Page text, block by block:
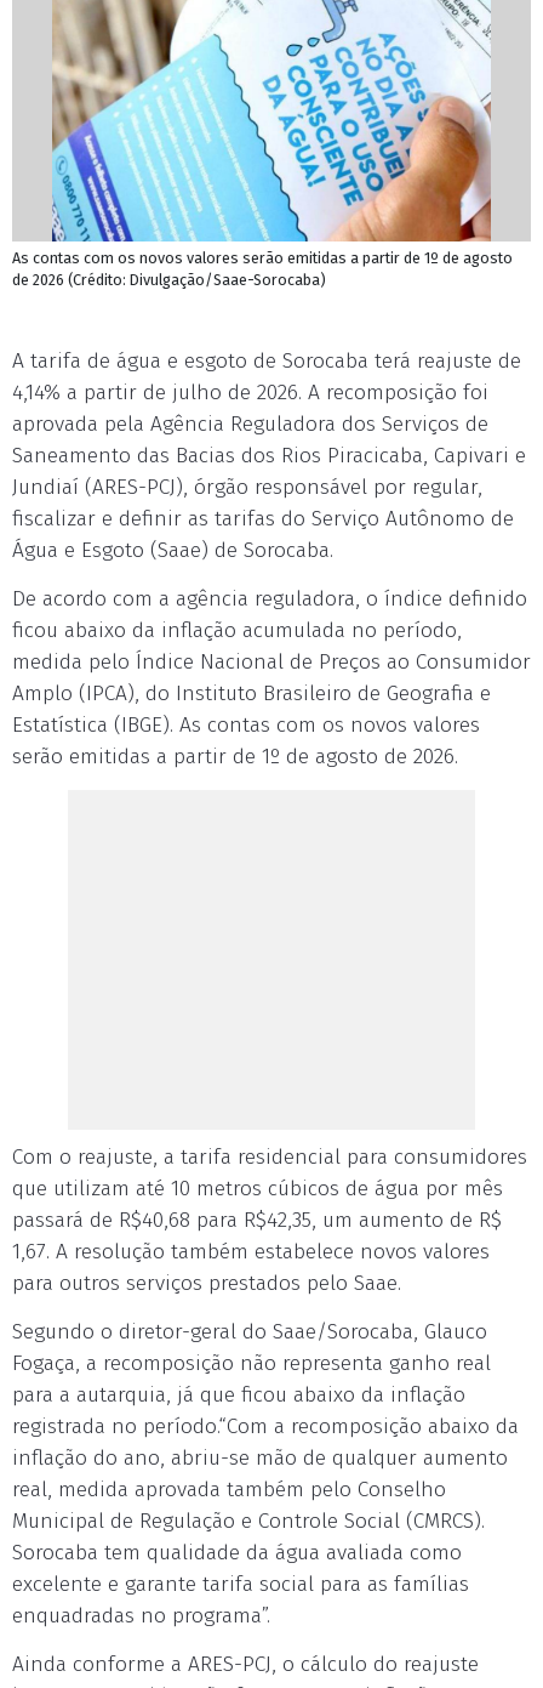
As contas com os novos valores serão emitidas a partir de 1º de agosto
de 2026 (Crédito: Divulgação/Saae-Sorocaba)
A tarifa de água e esgoto de Sorocaba terá reajuste de
4,14% a partir de julho de 2026. A recomposição foi
aprovada pela Agência Reguladora dos Serviços de
Saneamento das Bacias dos Rios Piracicaba, Capivari e
Jundiaí (ARES-PCJ), órgão responsável por regular,
fiscalizar e definir as tarifas do Serviço Autônomo de
Água e Esgoto (Saae) de Sorocaba.
De acordo com a agência reguladora, o índice definido
ficou abaixo da inflação acumulada no período,
medida pelo Índice Nacional de Preços ao Consumidor
Amplo (IPCA), do Instituto Brasileiro de Geografia e
Estatística (IBGE). As contas com os novos valores
serão emitidas a partir de 1º de agosto de 2026.
Com o reajuste, a tarifa residencial para consumidores
que utilizam até 10 metros cúbicos de água por mês
passará de R$40,68 para R$42,35, um aumento de R$
1,67. A resolução também estabelece novos valores
para outros serviços prestados pelo Saae.
Segundo o diretor-geral do Saae/Sorocaba, Glauco
Fogaça, a recomposição não representa ganho real
para a autarquia, já que ficou abaixo da inflação
registrada no período.“Com a recomposição abaixo da
inflação do ano, abriu-se mão de qualquer aumento
real, medida aprovada também pelo Conselho
Municipal de Regulação e Controle Social (CMRCS).
Sorocaba tem qualidade da água avaliada como
excelente e garante tarifa social para as famílias
enquadradas no programa”.
Ainda conforme a ARES-PCJ, o cálculo do reajuste